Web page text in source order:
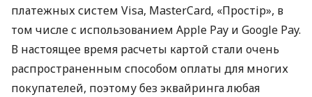
платежных систем Visa, MasterCard, «Простір», в
том числе с использованием Apple Pay и Google Pay.
В настоящее время расчеты картой стали очень
распространенным способом оплаты для многих
покупателей, поэтому без эквайринга любая